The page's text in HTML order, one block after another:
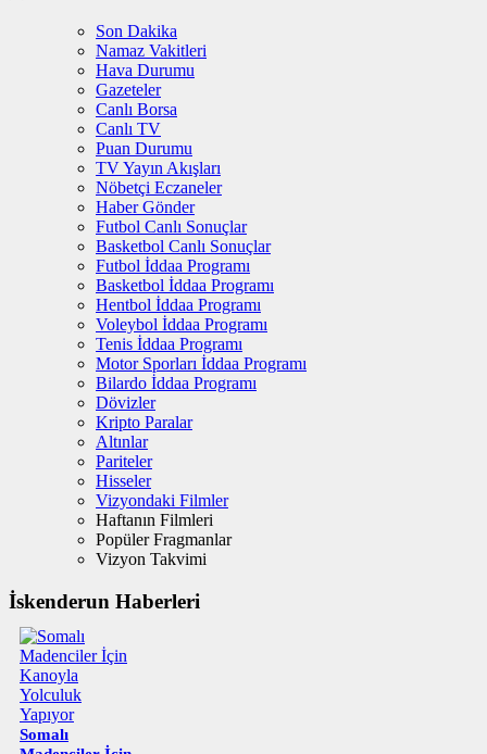
Son Dakika
Namaz Vakitleri
Hava Durumu
Gazeteler
Canlı Borsa
Canlı TV
Puan Durumu
TV Yayın Akışları
Nöbetçi Eczaneler
Haber Gönder
Futbol Canlı Sonuçlar
Basketbol Canlı Sonuçlar
Futbol İddaa Programı
Basketbol İddaa Programı
Hentbol İddaa Programı
Voleybol İddaa Programı
Tenis İddaa Programı
Motor Sporları İddaa Programı
Bilardo İddaa Programı
Dövizler
Kripto Paralar
Altınlar
Pariteler
Hisseler
Vizyondaki Filmler
Haftanın Filmleri
Popüler Fragmanlar
Vizyon Takvimi
İskenderun Haberleri
Somalı